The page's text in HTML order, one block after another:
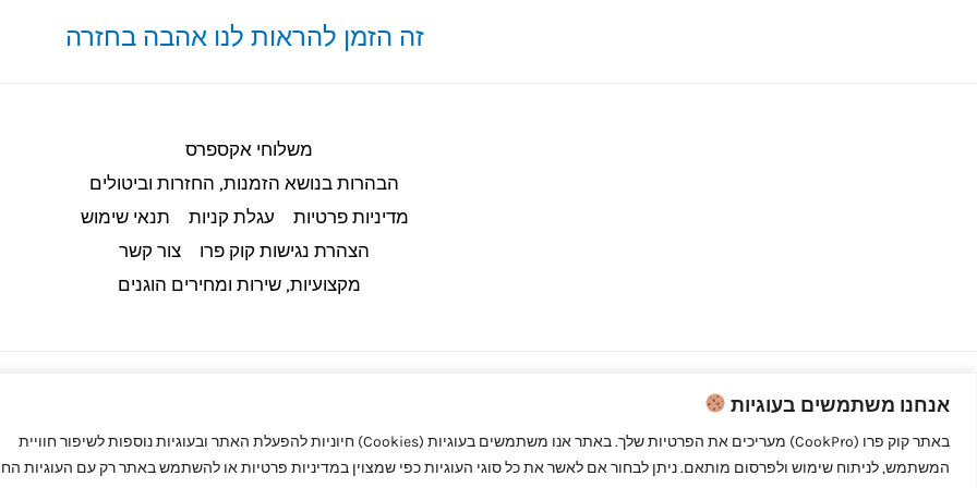
אנחנו משתמשים בעוגיות
באתר קוק פרו (CookPro) מעריכים את הפרטיות שלך. באתר אנו משתמשים בעוגיות (Cookies) חיוניות להפעלת האתר ובעוגיות נוספות לשיפור חוויית
המשתמש, לניתוח שימוש ולפרסום מותאם. ניתן לבחור אם לאשר את כל סוגי העוגיות כפי שמצוין במדיניות פרטיות או להשתמש באתר רק עם העוגיות
זה הזמן להראות לנו אהבה בחזרה
משלוחי אקספרס
הבהרות בנושא הזמנות, החזרות וביטולים​
מדיניות פרטיות
עגלת קניות
תנאי שימוש
הצהרת נגישות קוק פרו
צור קשר
מקצועיות, שירות ומחירים הוגנים
מקצוענים